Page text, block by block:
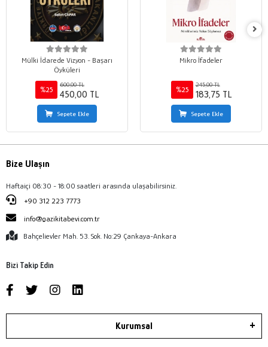
Mülki İdarede Vizyon - Başarı
Öyküleri
%25
600,00 TL
450,00 TL
Sepete Ekle
Mikro İfadeler
%25
245,00 TL
183,75 TL
Sepete Ekle
Bize Ulaşın
Haftaiçi 08:30 - 18:00 saatleri arasında ulaşabilirsiniz.
+90 312 223 7773
info@gazikitabevi.com.tr
Bahçelievler Mah. 53. Sok. No:29 Çankaya-Ankara
Bizi Takip Edin
Kurumsal